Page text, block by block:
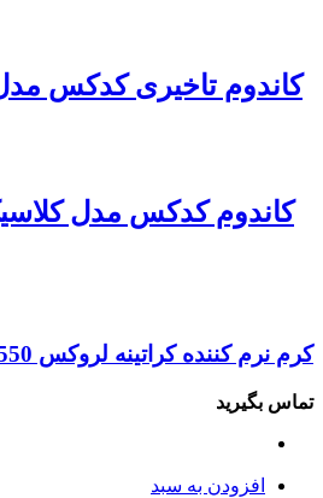
کاندوم تاخیری کدکس مدل
کاندوم کدکس مدل کلاسیک
کرم نرم کننده کراتینه لروکس 550 گرم
تماس بگیرید
افزودن به سبد